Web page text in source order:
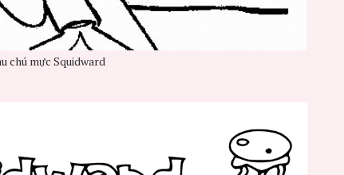
chú mực Squidward